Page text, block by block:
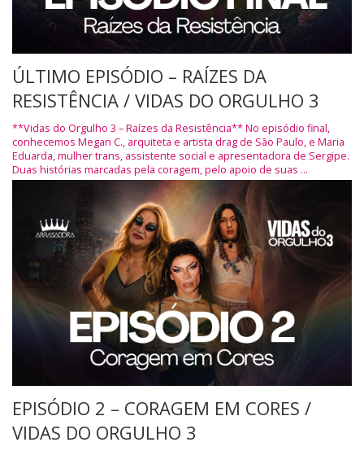
ÚLTIMO EPISÓDIO – RAÍZES DA
RESISTÊNCIA / VIDAS DO ORGULHO 3
**Vidas do Orgulho 3 – Raízes da Resistência** No episódio final,
conhecemos Megan C., arquiteta e artista drag de São Paulo, e Maria
Eduarda, mulher trans, assistente social e apresentadora de Sergipe.
Duas histórias marcadas pela coragem, pelo apoio de suas ...
EPISÓDIO 2 – CORAGEM EM CORES /
VIDAS DO ORGULHO 3